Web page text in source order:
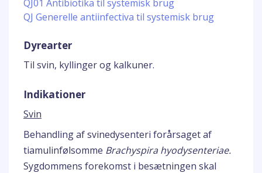
QJ01 Antibiotika til systemisk brug
QJ Generelle antiinfectiva til systemisk brug
Dyrearter
Til svin, kyllinger og kalkuner.
Indikationer
Svin
Behandling af svinedysenteri forårsaget af
tiamulinfølsomme Brachyspira hyodysenteriae.
Sygdommens forekomst i besætningen skal